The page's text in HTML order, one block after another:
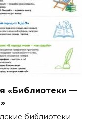
«Библиотеки —
библиотеки